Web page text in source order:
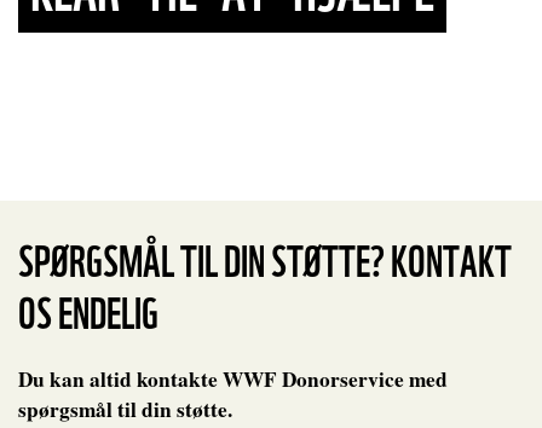
SPØRGSMÅL TIL DIN STØTTE? KONTAKT
OS ENDELIG
Du kan altid kontakte WWF Donorservice med
spørgsmål til din støtte.